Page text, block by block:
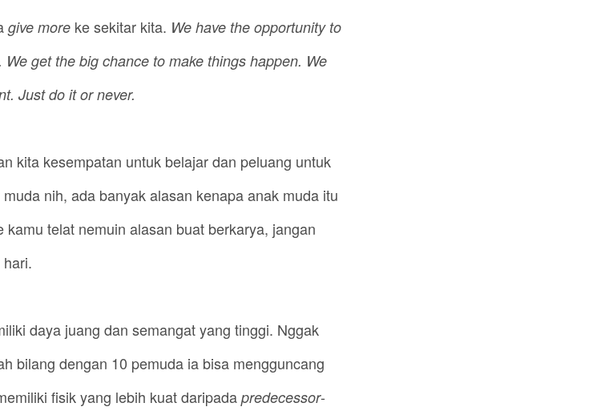
give more ke sekitar kita. We have the opportunity to
get the big chance to make things happen. We
Just do it or never.
kita kesempatan untuk belajar dan peluang untuk
nih, ada banyak alasan kenapa anak muda itu
telat nemuin alasan buat berkarya, jangan
daya juang dan semangat yang tinggi. Nggak
bilang dengan 10 pemuda ia bisa mengguncang
fisik yang lebih kuat daripada predecessor-